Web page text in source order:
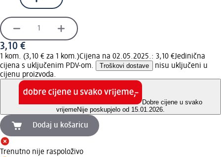
3,10 €
1 kom. (3,10 € za 1 kom.)Cijena na 02.05.2025.: 3,10 €Jedinična
cijena s uključenim PDV-om.
Troškovi dostave
nisu uključeni u
cijenu proizvoda.
Dobre cijene u svako
vrijemeNije poskupjelo od 15.01.2026.
Dodaj u košaricu
Trenutno nije raspoloživo